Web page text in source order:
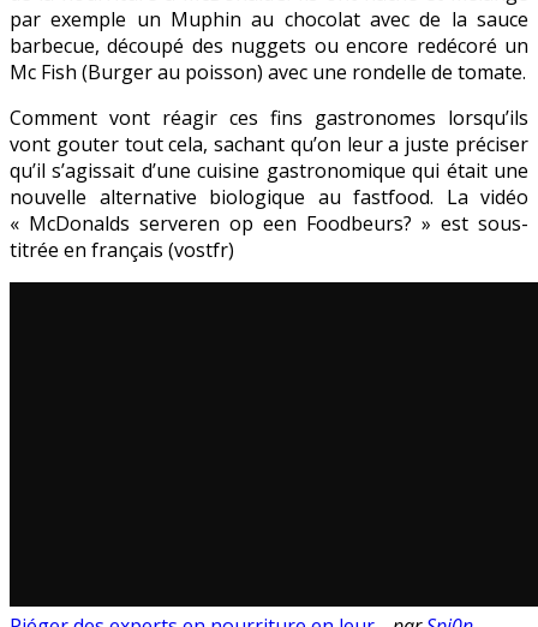
par exemple un Muphin au chocolat avec de la sauce
barbecue, découpé des nuggets ou encore redécoré un
Mc Fish (Burger au poisson) avec une rondelle de tomate.
Comment vont réagir ces fins gastronomes lorsqu’ils
vont gouter tout cela, sachant qu’on leur a juste préciser
qu’il s’agissait d’une cuisine gastronomique qui était une
nouvelle alternative biologique au fastfood. La vidéo
« McDonalds serveren op een Foodbeurs? » est sous-
titrée en français (vostfr)